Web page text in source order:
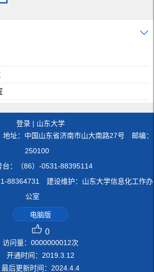
登录 | 山东大学
址：中国山东省济南市山大南路27号 邮编：
250100
台：（86）-0531-88395114
88364731 建设维护：山东大学信息化工作办
公室
电脑版
0
访问量： 0000000012次
开通时间： 2019.3.12
最后更新时间： 2024.4.4